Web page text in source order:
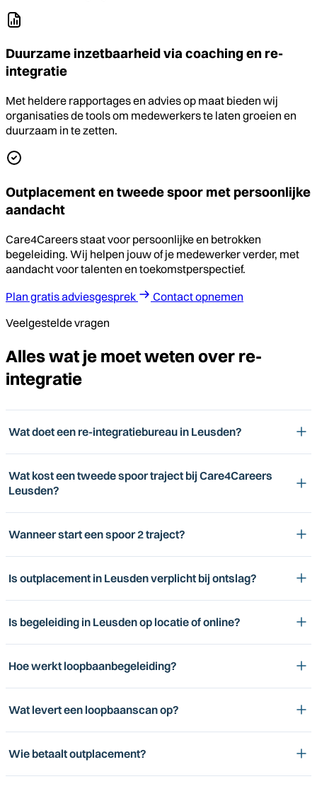
Duurzame inzetbaarheid via coaching en re-
integratie
Met heldere rapportages en advies op maat bieden wij
organisaties de tools om medewerkers te laten groeien en
duurzaam in te zetten.
Outplacement en tweede spoor met persoonlijke
aandacht
Care4Careers staat voor persoonlijke en betrokken
begeleiding. Wij helpen jouw of je medewerker verder, met
aandacht voor talenten en toekomstperspectief.
Plan gratis adviesgesprek
Contact opnemen
Veelgestelde vragen
Alles wat je moet weten over re-
integratie
Wat doet een re-integratiebureau in Leusden?
Wat kost een tweede spoor traject bij Care4Careers
Leusden?
Wanneer start een spoor 2 traject?
Is outplacement in Leusden verplicht bij ontslag?
Is begeleiding in Leusden op locatie of online?
Hoe werkt loopbaanbegeleiding?
Wat levert een loopbaanscan op?
Wie betaalt outplacement?